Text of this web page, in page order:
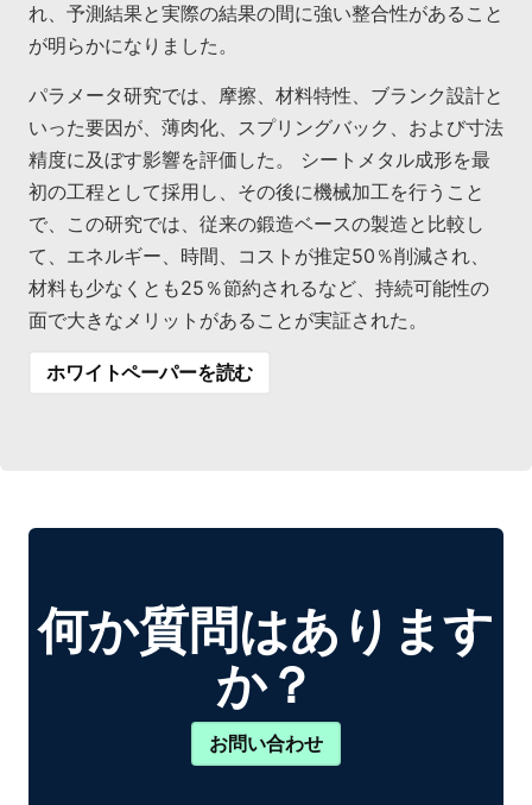
れ、予測結果と実際の結果の間に強い整合性があること
が明らかになりました。
パラメータ研究では、摩擦、材料特性、ブランク設計と
いった要因が、薄肉化、スプリングバック、および寸法
精度に及ぼす影響を評価した。 シートメタル成形を最
初の工程として採用し、その後に機械加工を行うこと
で、この研究では、従来の鍛造ベースの製造と比較し
て、エネルギー、時間、コストが推定50％削減され、
材料も少なくとも25％節約されるなど、持続可能性の
面で大きなメリットがあることが実証された。
ホワイトペーパーを読む
何か質問はあります
か？
お問い合わせ